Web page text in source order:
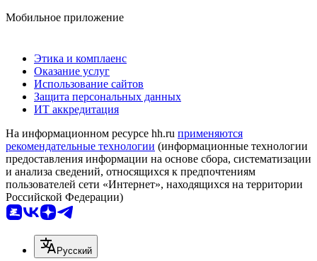
Мобильное приложение
Этика и комплаенс
Оказание услуг
Использование сайтов
Защита персональных данных
ИТ аккредитация
На информационном ресурсе hh.ru применяются
рекомендательные технологии (информационные технологии
предоставления информации на основе сбора, систематизации
и анализа сведений, относящихся к предпочтениям
пользователей сети «Интернет», находящихся на территории
Российской Федерации)
Русский